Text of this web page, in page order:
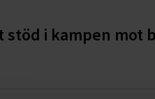
i kampen mot